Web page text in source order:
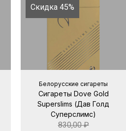
Скидка 45%
Белорусские сигареты
Сигареты Dove Gold
Superslims (Дав Голд
Суперслимс)
830,00₽